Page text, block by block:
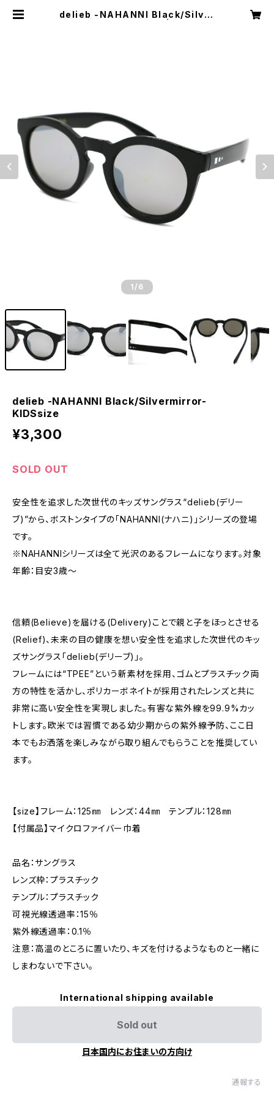
delieb -NAHANNI Black/Silver
1 /6
delieb -NAHANNI Black/Silvermirror-
KIDSsize
¥3,300
SOLD OUT
安全性を追求した次世代のキッズサングラス“delieb(デリー
ブ)”から、ボストンタイプの「NAHANNI(ナハニ)」シリーズの登場
です。
※NAHANNIシリーズは全て光沢のあるフレームになります。対象
年齢：目安3歳～
信頼(Believe)を届ける(Delivery)ことで親と子をほっとさせる
(Relief)、未来の目の健康を想い安全性を追求した次世代のキッ
ズサングラス「delieb(デリーブ)」。
フレームには“TPEE”という新素材を採用、ゴムとプラスチック両
方の特性を活かし、ポリカーボネイトが採用されたレンズと共に
非常に高い安全性を実現しました。有害な紫外線を99.9%カッ
トします。欧米では習慣である幼少期からの紫外線予防、ここ日
本でもお洒落を楽しみながら取り組んでもらうことを推奨してい
ます。
【size】フレーム：125㎜ レンズ：44㎜ テンプル：128㎜
【付属品】マイクロファイバー巾着
品名：サングラス
レンズ枠：プラスチック
テンプル：プラスチック
可視光線透過率：15％
紫外線透過率：0.1％
注意：高温のところに置いたり、キズを付けるようなものと一緒に
しまわないで下さい。
International shipping available
Sold out
日本国内にお住まいの方向け
通報する